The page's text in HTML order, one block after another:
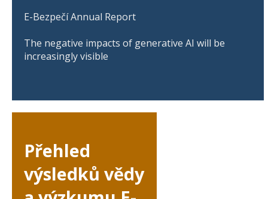
E-Bezpečí Annual Report
The negative impacts of generative AI will be
increasingly visible
Přehled
výsledků vědy